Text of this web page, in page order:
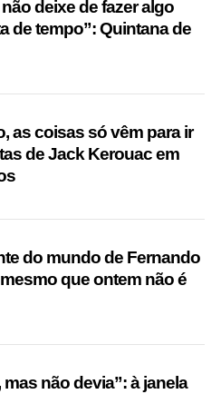
deixe de fazer algo
de tempo”: Quintana de
as coisas só vêm para ir
de Jack Kerouac em
do mundo de Fernando
que ontem não é
não devia”: à janela